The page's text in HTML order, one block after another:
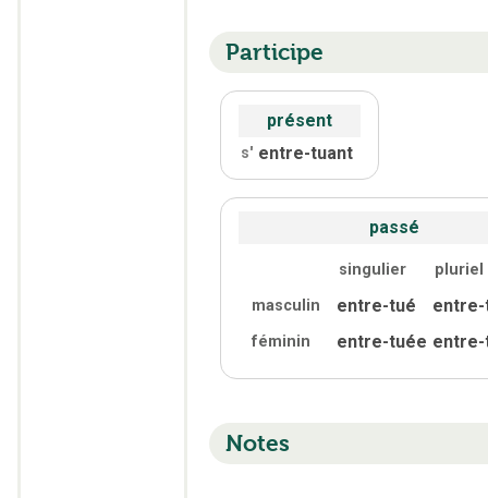
Participe
présent
s' entre-tuant
passé
singulier
pluriel
masculin
entre-tué
féminin entre-tuée
Notes